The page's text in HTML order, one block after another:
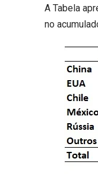
A Tabela
no